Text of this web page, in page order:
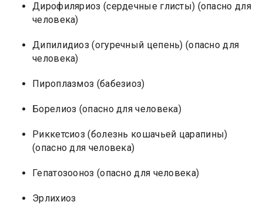
Дирофиляриоз (сердечные глисты) (опасно для
человека)
Дипилидиоз (огуречный цепень) (опасно для
человека)
Пироплазмоз (бабезиоз)
Борелиоз (опасно для человека)
Риккетсиоз (болезнь кошачьей царапины)
(опасно для человека)
Гепатозооноз (опасно для человека)
Эрлихиоз